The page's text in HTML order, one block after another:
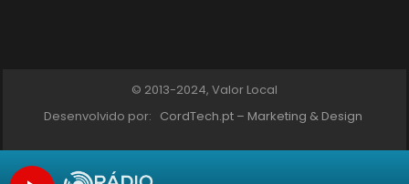
© 2013-2024, Valor Local
Desenvolvido por: CordTech.pt – Marketing & Design